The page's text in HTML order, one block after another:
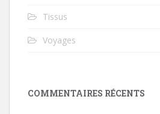
Tissus
Voyages
COMMENTAIRES RÉCENTS